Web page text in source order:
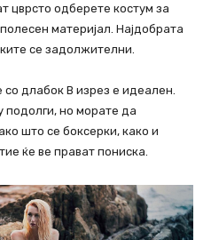
цврсто одберете костум за
материјал. Најдобрата
се задолжителни.
длабок В изрез е идеален.
подолги, но морате да
што се боксерки, како и
ќе ве прават пониска.